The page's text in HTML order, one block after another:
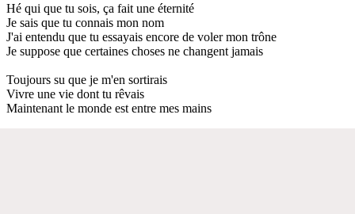
Hé qui que tu sois, ça fait une éternité
Je sais que tu connais mon nom
J'ai entendu que tu essayais encore de voler mon trône
Je suppose que certaines choses ne changent jamais
Toujours su que je m'en sortirais
Vivre une vie dont tu rêvais
Maintenant le monde est entre mes mains